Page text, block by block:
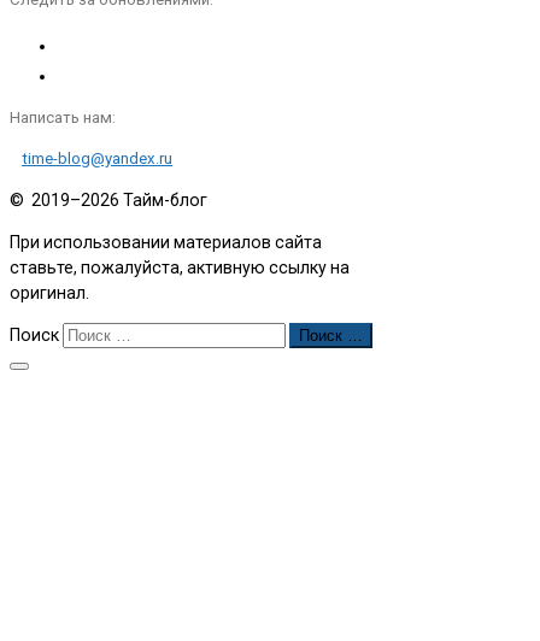
Написать нам:
time-blog@yandex.ru
© 2019–2026 Тайм-блог
При использовании материалов сайта
ставьте, пожалуйста, активную ссылку на
оригинал.
Поиск Поиск …